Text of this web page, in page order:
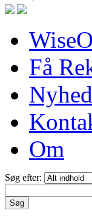
Få
Om
Søg efter: